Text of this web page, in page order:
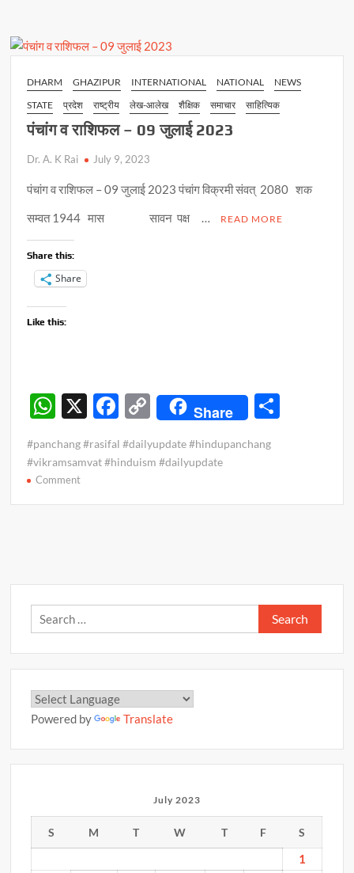
A
p
p
o
k
Li
n
k
का
दिवस
DHARM GHAZIPUR INTERNATIONAL NATIONAL
NEWS
STATE
प्रदेश राष्ट्रीय लेख-आलेख शैक्षिक समाचार साहित्यिक
पंचांग व राशिफल – 09 जुलाई 2023
Dr. A. K Rai July 9, 2023
पंचांग व राशिफल – 09 जुलाई 2023 पंचांग विक्रमी संवत् 2080 शक
सम्वत 1944 मास सावन पक्ष …
READ MORE
Share this:
Share
Like this:
W
at
s
A
X
F
e
o
C
o
p
Li
Share
#panchang #rasifal #dailyupdate #hindupanchang
#vikramsamvat #hinduism #dailyupdate
Commenton
जुलाई
Search
for:
Powered by Translate
July 2023
S M T W T F S
1